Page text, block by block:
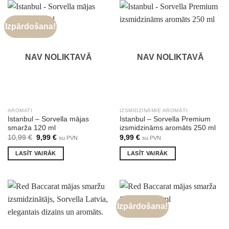
Izpārdošana!
NAV NOLIKTAVĀ
AROMATI
Istanbul – Sorvella mājas
smarža 120 ml
10,99€ Original
price
was:
10,99 €.
9,99 €Current
is:
su PVN
LASĪT VAIRĀK
NAV NOLIKTAVĀ
IZSMIDZINĀMIE AROMĀTI
Istanbul – Sorvella Premium
izsmidzināms aromāts 250 ml
9,99 € su PVN
LASĪT VAIRĀK
Izpārdošana!